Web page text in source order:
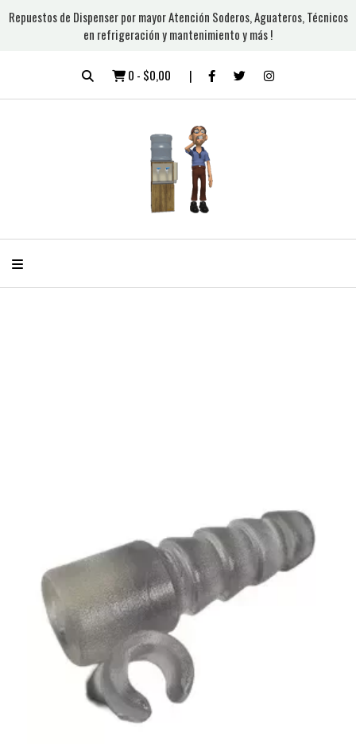
Repuestos de Dispenser por mayor Atención Soderos, Aguateros, Técnicos
en refrigeración y mantenimiento y más !
0 - $0,00